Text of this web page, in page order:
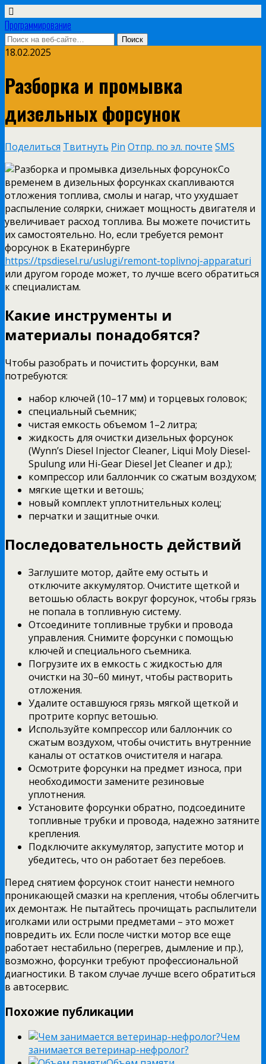
Программирование
18.02.2025
Разборка и промывка
дизельных форсунок
Поделиться Твитнуть Pin Отпр. по эл. почте SMS
Со
временем в дизельных форсунках скапливаются
отложения топлива, смолы и нагар, что ухудшает
распыление солярки, снижает мощность двигателя и
увеличивает расход топлива. Вы можете почистить
их самостоятельно. Но, если требуется ремонт
форсунок в Екатеринбурге
https://tpsdiesel.ru/uslugi/remont-toplivnoj-apparaturi
или другом городе может, то лучше всего обратиться
к специалистам.
Какие инструменты и
материалы понадобятся?
Чтобы разобрать и почистить форсунки, вам
потребуются:
набор ключей (10–17 мм) и торцевых головок;
специальный съемник;
чистая емкость объемом 1–2 литра;
жидкость для очистки дизельных форсунок
(Wynn’s Diesel Injector Cleaner, Liqui Moly Diesel-
Spulung или Hi-Gear Diesel Jet Cleaner и др.);
компрессор или баллончик со сжатым воздухом;
мягкие щетки и ветошь;
новый комплект уплотнительных колец;
перчатки и защитные очки.
Последовательность действий
Заглушите мотор, дайте ему остыть и
отключите аккумулятор. Очистите щеткой и
ветошью область вокруг форсунок, чтобы грязь
не попала в топливную систему.
Отсоедините топливные трубки и провода
управления. Снимите форсунки с помощью
ключей и специального съемника.
Погрузите их в емкость с жидкостью для
очистки на 30–60 минут, чтобы растворить
отложения.
Удалите оставшуюся грязь мягкой щеткой и
протрите корпус ветошью.
Используйте компрессор или баллончик со
сжатым воздухом, чтобы очистить внутренние
каналы от остатков очистителя и нагара.
Осмотрите форсунки на предмет износа, при
необходимости замените резиновые
уплотнения.
Установите форсунки обратно, подсоедините
топливные трубки и провода, надежно затяните
крепления.
Подключите аккумулятор, запустите мотор и
убедитесь, что он работает без перебоев.
Перед снятием форсунок стоит нанести немного
проникающей смазки на крепления, чтобы облегчить
их демонтаж. Не пытайтесь прочищать распылители
иголками или острыми предметами – это может
повредить их. Если после чистки мотор все еще
работает нестабильно (перегрев, дымление и пр.),
возможно, форсунки требуют профессиональной
диагностики. В таком случае лучше всего обратиться
в автосервис.
Похожие публикации
Чем
занимается ветеринар-нефролог?